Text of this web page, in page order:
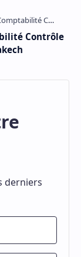
Contrôle
derniers